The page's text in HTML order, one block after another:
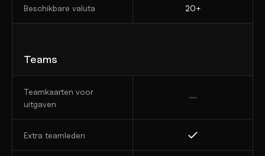
Beschikbare valuta 20+
Teams
Teamkaarten voor
uitgaven
Extra teamleden